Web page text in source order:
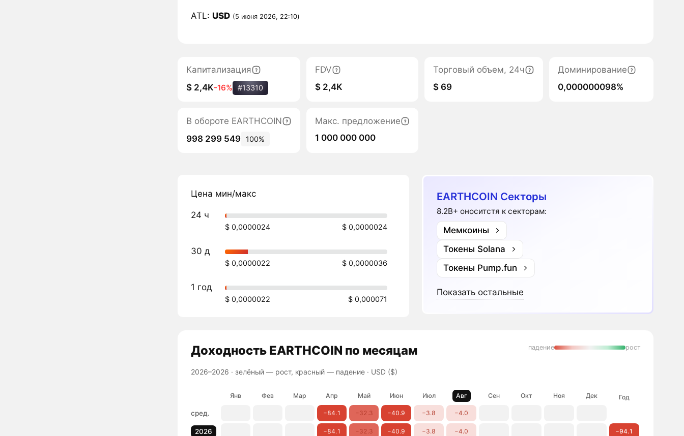
ATL: USD (5 июня 2026, 22:10)
Капитализация
$ 2,4K-16% #13310
FDV
$ 2,4K
Торговый объем, 24ч
$ 69
Доминирование
0,000000098%
В обороте EARTHCOIN
998 299 549
100%
Макс. предложение
1 000 000 000
Цена мин/макс
24 ч
$ 0,0000024 $ 0,0000024
30 д
$ 0,0000022 $ 0,0000036
1 год
$ 0,0000022 $ 0,000071
EARTHCOIN Секторы
8.2B+ оноситстя к секторам:
Мемкоины
Токены Solana
Токены Pump.fun
Показать остальные
ДоходностьEARTHCOIN по месяцам
2026–2026 · зелёный — рост, красный — падение· USD ($)
падение рост
Янв Фев Мар Апр Май Июн Июл Авг Сен Окт Ноя Дек Год
сред. −84.1 −32.3 −40.9 −3.8 −4.0
2026 −84.1 −32.3 −40.9 −3.8 −4.0 −94.1